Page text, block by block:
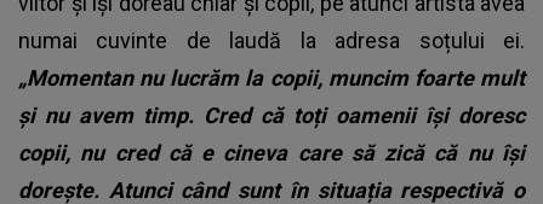
numai cuvinte de laudă la adresa soțului ei.
„Momentan nu lucrăm la copii, muncim foarte mult
și nu avem timp. Cred că toți oamenii își doresc
copii, nu cred că e cineva care să zică că nu își
dorește. Atunci când sunt în situația respectivă o